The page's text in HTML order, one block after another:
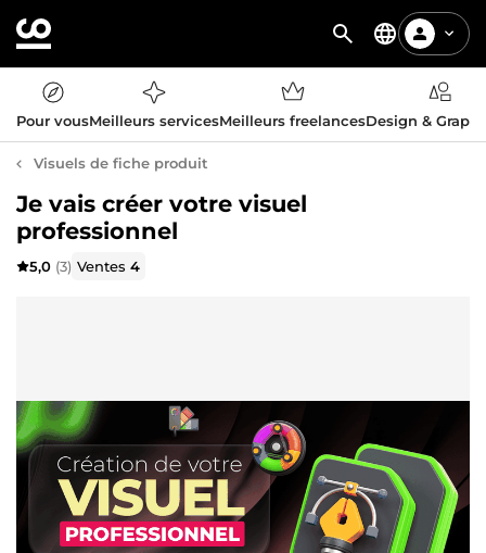
Pour vousMeilleurs servicesMeilleurs freelancesDesign &
Visuels de fiche produit
Je vais créer votre visuel
professionnel
5,0 (3) Ventes4